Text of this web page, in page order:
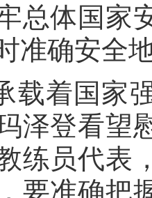
总体国家
准确安全
载着国家
泽登看望
练员代表
要准确把